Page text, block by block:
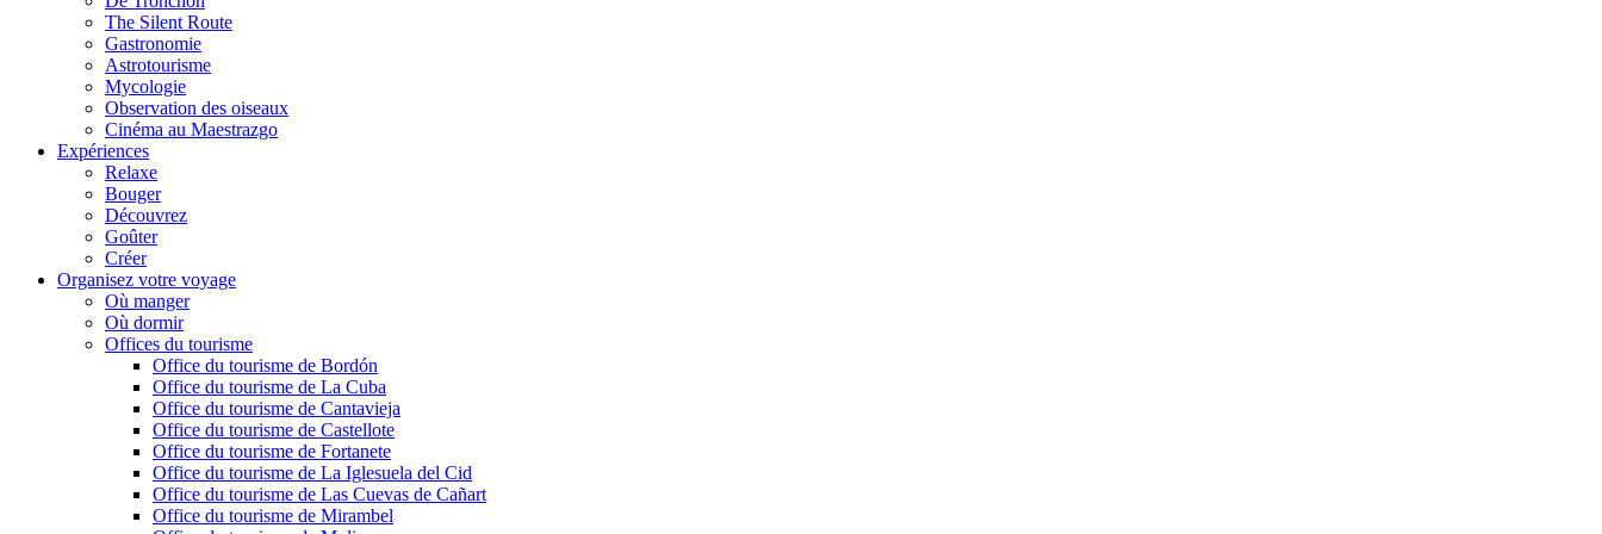
The Silent Route
Gastronomie
Astrotourisme
Mycologie
Observation des oiseaux
Cinéma au Maestrazgo
Expériences
Relaxe
Bouger
Découvrez
Goûter
Créer
Organisez votre voyage
Où manger
Où dormir
Offices du tourisme
Office du tourisme de Bordón
Office du tourisme de La Cuba
Office du tourisme de Cantavieja
Office du tourisme de Castellote
Office du tourisme de Fortanete
Office du tourisme de La Iglesuela del Cid
Office du tourisme de Las Cuevas de Cañart
Office du tourisme de Mirambel